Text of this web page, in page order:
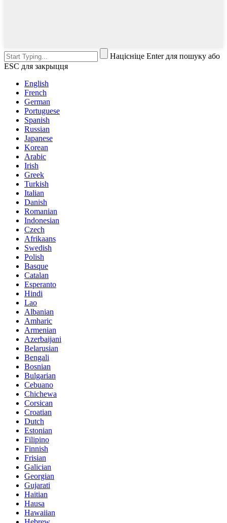
Націсніце Enter для пошуку або
ESC для закрыцця
English
French
German
Portuguese
Spanish
Russian
Japanese
Korean
Arabic
Irish
Greek
Turkish
Italian
Danish
Romanian
Indonesian
Czech
Afrikaans
Swedish
Polish
Basque
Catalan
Esperanto
Hindi
Lao
Albanian
Amharic
Armenian
Azerbaijani
Belarusian
Bengali
Bosnian
Bulgarian
Cebuano
Chichewa
Corsican
Croatian
Dutch
Estonian
Filipino
Finnish
Frisian
Galician
Georgian
Gujarati
Haitian
Hausa
Hawaiian